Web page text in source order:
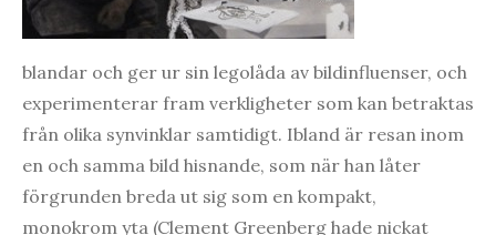
blandar och ger ur sin legolåda av bildinfluenser, och
experimenterar fram verkligheter som kan betraktas
från olika synvinklar samtidigt. Ibland är resan inom
en och samma bild hisnande, som när han låter
förgrunden breda ut sig som en kompakt,
monokrom yta (Clement Greenberg hade nickat